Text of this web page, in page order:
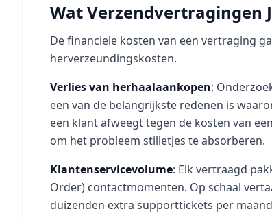
Wat Verzendvertragingen
De financiele kosten van een vertraging
herverzeundingskosten.
Verlies van herhaalaankopen:
een van de belangrijkste redenen is
een klant afweegt tegen de kosten van
om het probleem stilletjes te absorberen.
Klantenservicevolume: Elk vertraagd
Order) contactmomenten. Op schaal
duizenden extra supporttickets per